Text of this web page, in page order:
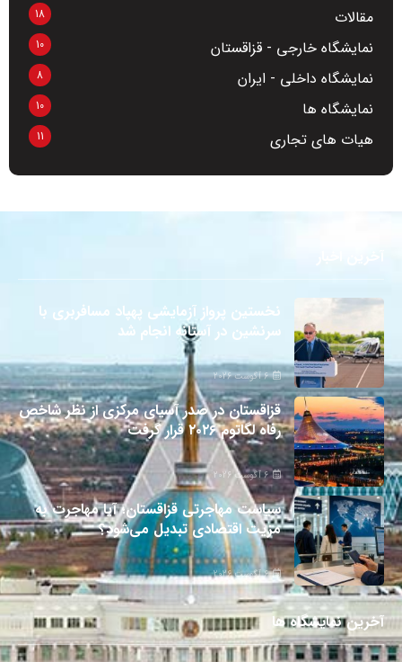
مقالات 18
نمایشگاه خارجی - قزاقستان 10
نمایشگاه داخلی - ایران 8
نمایشگاه ها 10
هیات های تجاری 11
نخستین پرواز آزمایشی پهپاد مسافربری با
سرنشین در آستانه انجام شد
6 آگوست 2026
قزاقستان در صدر آسیای مرکزی از نظر شاخص
رفاه لگاتوم ۲۰۲۶ قرار گرفت
6 آگوست 2026
سیاست مهاجرتی قزاقستان؛ آیا مهاجرت به
مزیت اقتصادی تبدیل می‌شود؟
6 آگوست 2026
آخرین نمایشگاه ها